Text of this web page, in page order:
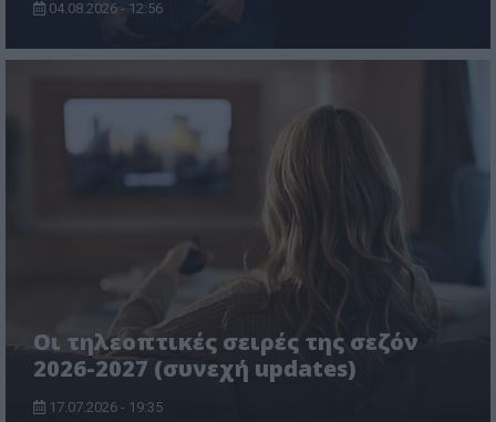
04.08.2026 - 12:56
Οι τηλεοπτικές σειρές της σεζόν
2026-2027 (συνεχή updates)
17.07.2026 - 19:35